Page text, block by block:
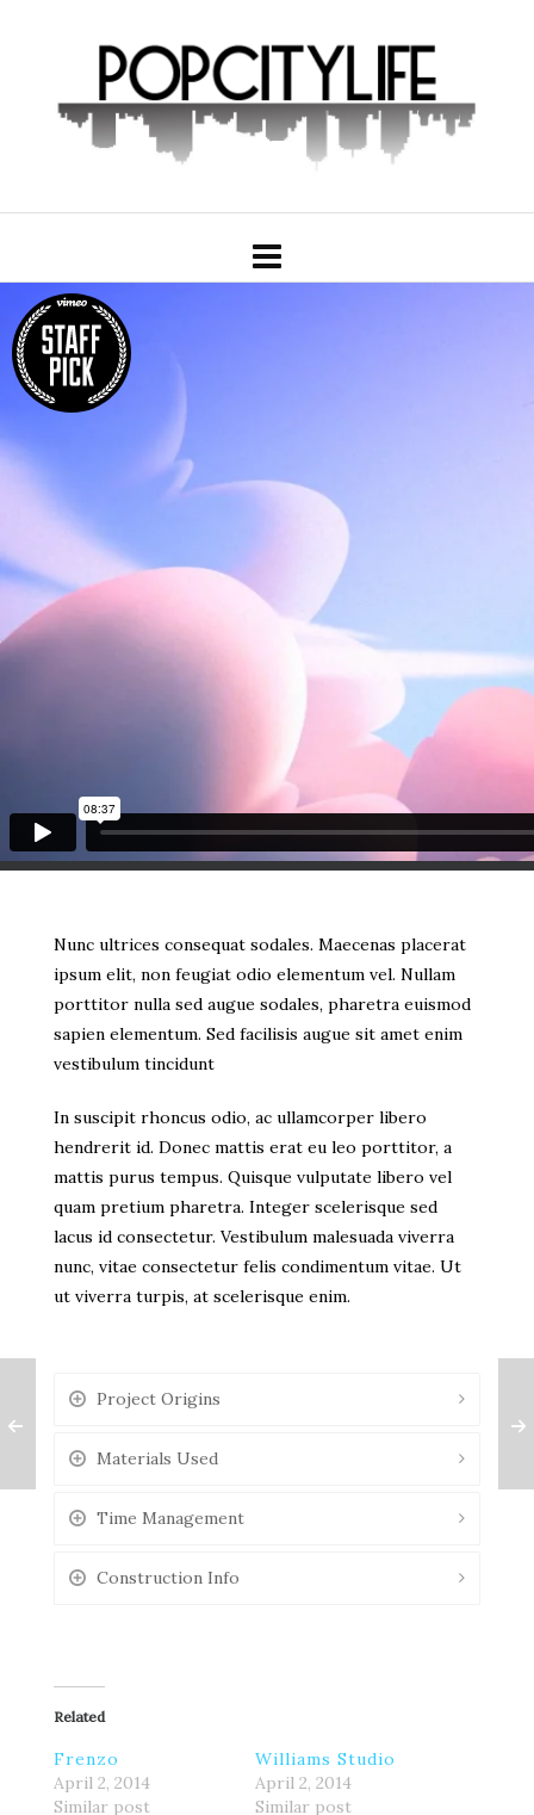
Nunc ultrices consequat sodales. Maecenas placerat
ipsum elit, non feugiat odio elementum vel. Nullam
porttitor nulla sed augue sodales, pharetra euismod
sapien elementum. Sed facilisis augue sit amet enim
vestibulum tincidunt
In suscipit rhoncus odio, ac ullamcorper libero
hendrerit id. Donec mattis erat eu leo porttitor, a
mattis purus tempus. Quisque vulputate libero vel
quam pretium pharetra. Integer scelerisque sed
lacus id consectetur. Vestibulum malesuada viverra
nunc, vitae consectetur felis condimentum vitae. Ut
ut viverra turpis, at scelerisque enim.
Project Origins
Materials Used
Time Management
Construction Info
Related
Frenzo
April 2, 2014
Similar post
Williams Studio
April 2, 2014
Similar post